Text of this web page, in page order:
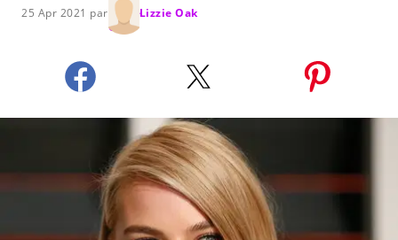
25 Apr 2021 par Lizzie Oak